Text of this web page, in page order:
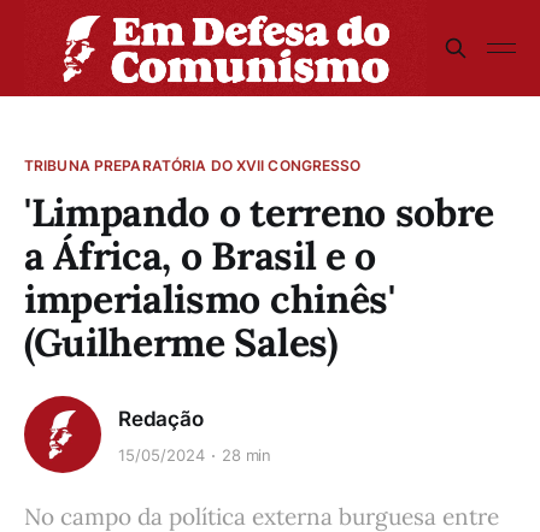
TRIBUNA PREPARATÓRIA DO XVII CONGRESSO
'Limpando o terreno sobre
a África, o Brasil e o
imperialismo chinês'
(Guilherme Sales)
Redação
15/05/2024 28 min
No campo da política externa burguesa entre